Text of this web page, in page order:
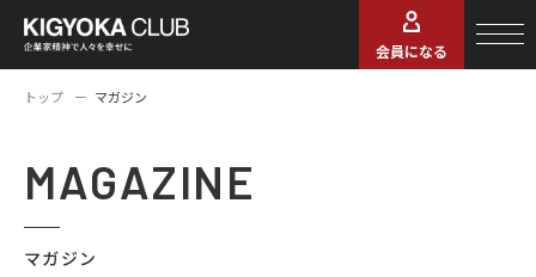
会員になる
トップ マガジン
MAGAZINE
マガジン